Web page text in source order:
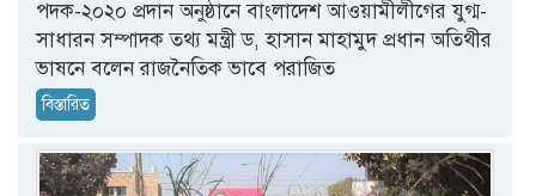
পদক-২০২০ প্রদান অনুষ্ঠানে বাংলাদেশ আওয়ামীলীগের যুগ্ম-
সাধারন সম্পাদক তথ্য মন্ত্রী ড, হাসান মাহামুদ প্রধান অতিথীর
ভাষনে বলেন রাজনৈতিক ভাবে পরাজিত
বিস্তারিত